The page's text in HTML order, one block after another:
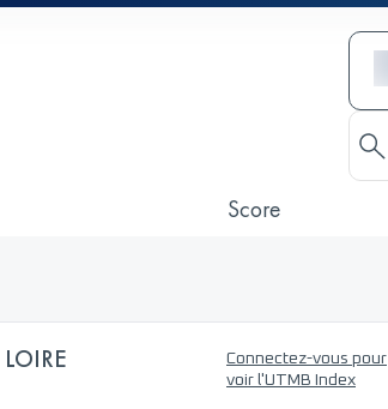
Score
Connectez-vous pour
voir l'UTMB Index